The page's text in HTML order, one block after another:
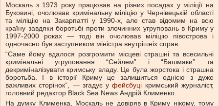
Москаль з 1973 року працював на різних посадах у міліції на
Буковині, очолював кримінальну міліцію у Чернівецькій області
та міліцію на Закарпатті у 1990-х, але став відомим на всю
країну завдяки боротьбі проти злочинних угруповань в Криму у
1997-2000 роках — тоді він очолював міліцію півострова і
одночасно був заступником міністра внутрішніх справ.
“Саме йому вдалося розгромити місцеві страшні та всесильні
кримінальні угруповання “Сейлем” і “Башмаки” та
декриміналізувати кримську владу. Це була жорстока і страшна
боротьба. І в історії Криму це залишиться однією з дуже
важливих сторінок”, — згадує уфейсбуці кримський журналіст,
головний редактор Black Sea News Андрій Клименко.
На думку Клименка, Москаль не довіряв в Криму нікому, тому